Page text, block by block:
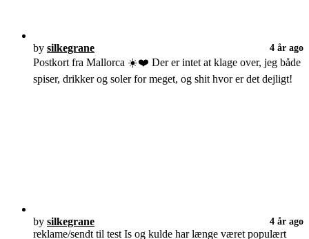
by silkegrane 4 år ago
Postkort fra Mallorca ☀️❤️ Der er intet at klage over, jeg både
spiser, drikker og soler for meget, og shit hvor er det dejligt!
by silkegrane 4 år ago
reklame/sendt til test Is og kulde har længe været populært